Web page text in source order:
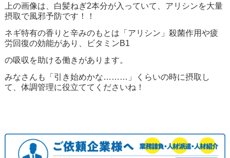
上の画像は、白髪ねぎ2本分が入っていて、アリシンを大量
摂取で風邪予防です！！
ネギ特有の香りと辛みのもとは「アリシン」殺菌作用や疲
労回復の効能があり、ビタミンB1
の吸収を助ける働きがあります。
みなさんも「引き始めかな………」くらいの時に摂取し
て、体調管理に役立ててくださいね！